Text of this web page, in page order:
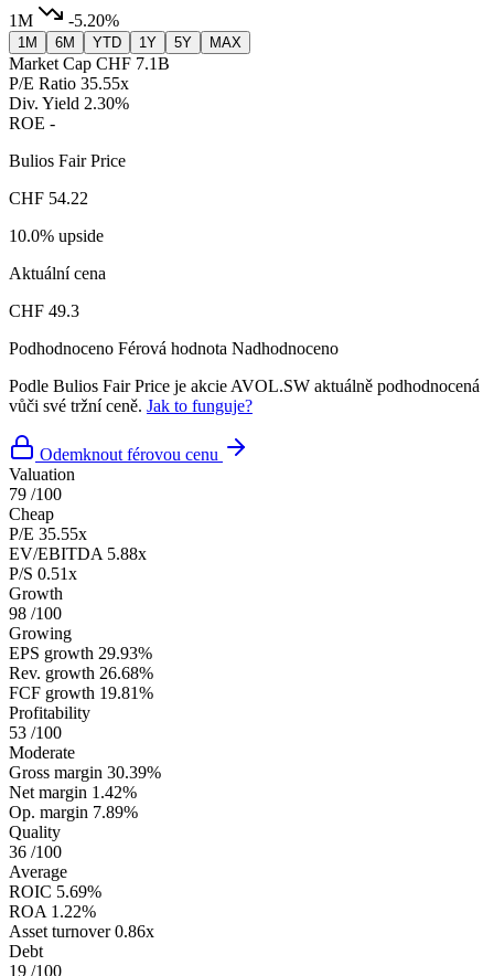
1M
-5.20%
1M 6M YTD 1Y 5Y MAX
Market Cap CHF 7.1B
P/E Ratio 35.55x
Div. Yield 2.30%
ROE -
Bulios Fair Price
CHF 54.22
10.0% upside
Aktuální cena
CHF 49.3
Podhodnoceno Férová hodnota Nadhodnoceno
Podle Bulios Fair Price je akcie AVOL.SW aktuálně podhodnocená
vůči své tržní ceně. Jak to funguje?
Odemknout férovou cenu
Valuation
79 /100
Cheap
P/E 35.55x
EV/EBITDA 5.88x
P/S 0.51x
Growth
98 /100
Growing
EPS growth 29.93%
Rev. growth 26.68%
FCF growth 19.81%
Profitability
53 /100
Moderate
Gross margin 30.39%
Net margin 1.42%
Op. margin 7.89%
Quality
36 /100
Average
ROIC 5.69%
ROA 1.22%
Asset turnover 0.86x
Debt
19 /100